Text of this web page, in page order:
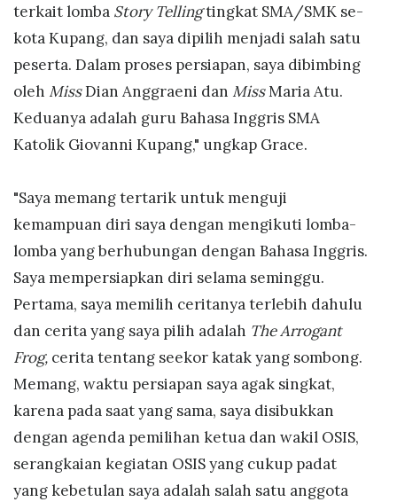
terkait lomba Story Tellingtingkat SMA/SMK se-
kota Kupang, dan saya dipilih menjadi salah satu
peserta. Dalam proses persiapan, saya dibimbing
oleh MissDian Anggraeni dan MissMaria Atu.
Keduanya adalah guru Bahasa Inggris SMA
Katolik Giovanni Kupang," ungkap Grace.
"Saya memang tertarik untuk menguji
kemampuan diri saya dengan mengikuti lomba-
lomba yang berhubungan dengan Bahasa Inggris.
Saya mempersiapkan diri selama seminggu.
Pertama, saya memilih ceritanya terlebih dahulu
dan cerita yang saya pilih adalah The Arrogant
Frog, cerita tentang seekor katak yang sombong.
Memang, waktu persiapan saya agak singkat,
karena pada saat yang sama, saya disibukkan
dengan agenda pemilihan ketua dan wakil OSIS,
serangkaian kegiatan OSIS yang cukup padat
yang kebetulan saya adalah salah satu anggota